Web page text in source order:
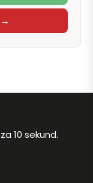
10 sekund.